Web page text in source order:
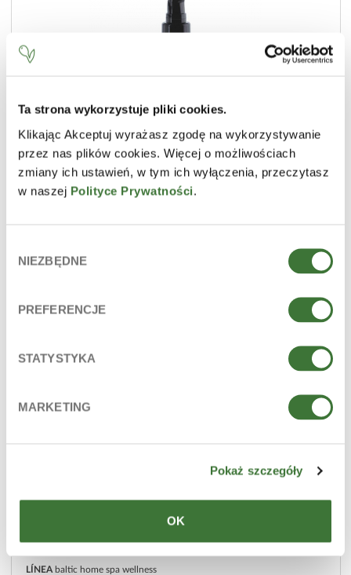
Ta strona wykorzystuje pliki cookies.
Klikając Akceptuj wyrażasz zgodę na wykorzystywanie
przez nas plików cookies. Więcej o możliwościach
zmiany ich ustawień, w tym ich wyłączenia, przeczytasz
w naszej Polityce Prywatności.
zgody
NIEZBĘDNE
PREFERENCJE
STATYSTYKA
MARKETING
Pokaż szczegóły
OK
crema facial hidratante y lifting fórmula ligera
LÍNEA baltic home spa wellness
TIPO DE PRODUCTO cremas faciales
exfoliante corporal
LÍNEA baltic home spa wellness